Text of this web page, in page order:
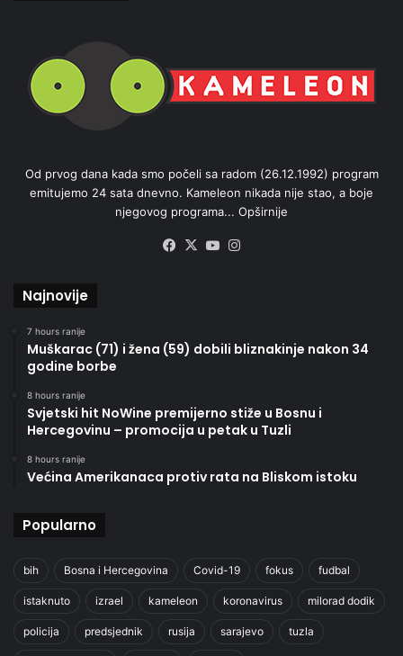
Od prvog dana kada smo počeli sa radom (26.12.1992) program
emitujemo 24 sata dnevno. Kameleon nikada nije stao, a boje
njegovog programa... Opširnije
Facebook
X YouTube
Najnovije
7 hours ranije
Muškarac (71) i žena (59) dobili bliznakinje nakon 34
godine borbe
8 hours ranije
Svjetski hit NoWine premijerno stiže u Bosnu i
Hercegovinu – promocija u petak u Tuzli
8 hours ranije
Većina Amerikanaca protiv rata na Bliskom istoku
Popularno
bih Bosna i Hercegovina Covid-19 fokus fudbal
istaknuto izrael kameleon koronavirus milorad dodik
policija predsjednik rusija sarajevo tuzla